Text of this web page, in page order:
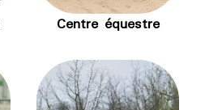
Centre équestre